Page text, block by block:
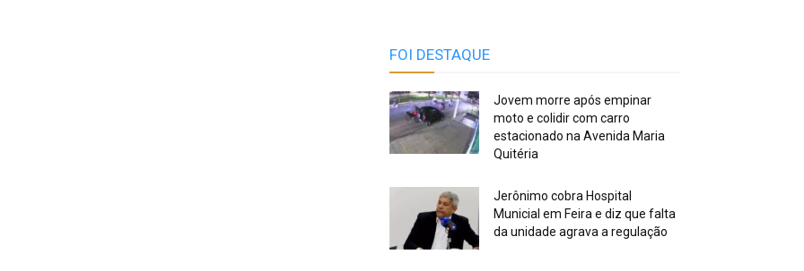
FOI DESTAQUE
Jovem morre após empinar
moto e colidir com carro
estacionado na Avenida Maria
Quitéria
Jerônimo cobra Hospital
Municial em Feira e diz que falta
da unidade agrava a regulação